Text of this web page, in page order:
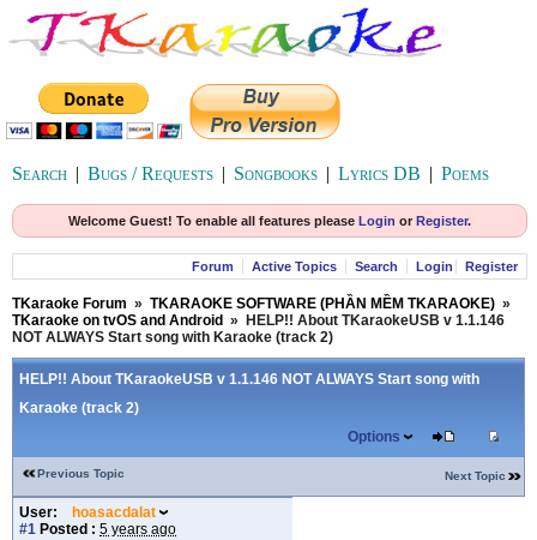
Search | Bugs / Requests | Songbooks | Lyrics DB | Poems
Welcome Guest! To enable all features please Login or Register.
Forum Active Topics Search Login Register
TKaraoke Forum » TKARAOKE SOFTWARE (PHẦN MỀM TKARAOKE) »
TKaraoke on tvOS and Android »
HELP!! About TKaraokeUSB v 1.1.146
NOT ALWAYS Start song with Karaoke (track 2)
HELP!! About TKaraokeUSB v 1.1.146 NOT ALWAYS Start song with
Karaoke (track 2)
Options
Previous Topic Next Topic
User:
hoasacdalat
#1 Posted : 5 years ago